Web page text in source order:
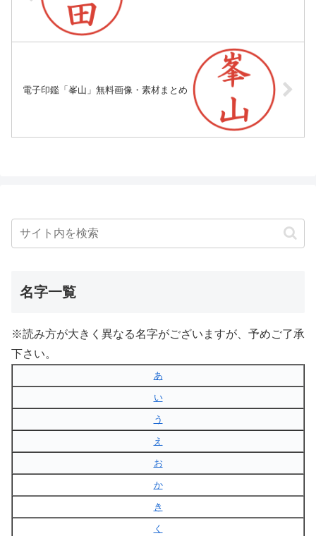
電子印鑑「峯山」無料画像・素材まとめ
名字一覧
※読み方が大きく異なる名字がございますが、予めご了承
下さい。
あ
い
う
え
お
か
き
く